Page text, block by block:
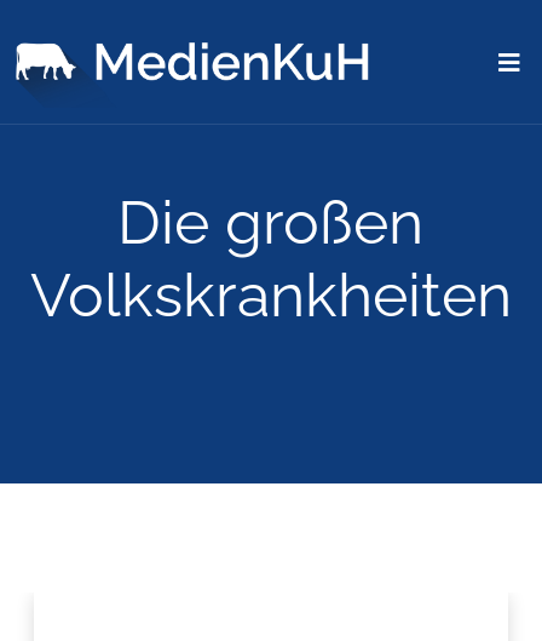
Die großen
Volkskrankheiten